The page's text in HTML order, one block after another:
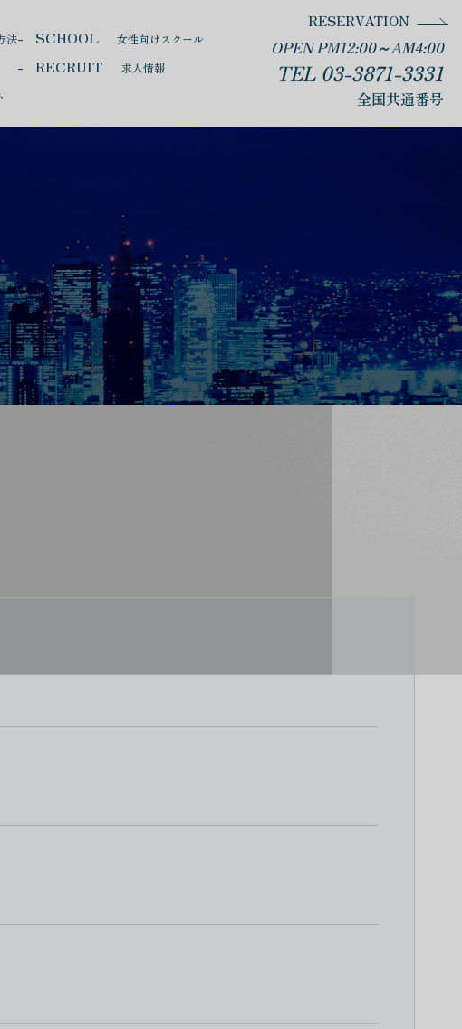
法 SCHOOL 女性向けスクール
RECRUIT 求人情報
OPEN PM12:00～AM4:00
TEL 03-3871-3331
全国共通番号
RESERVATION